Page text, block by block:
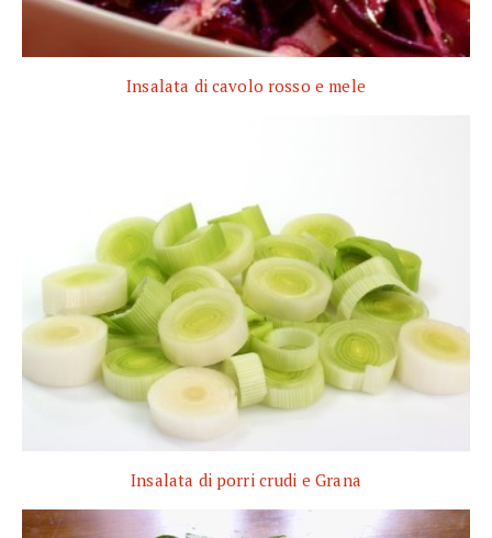
Insalata di cavolo rosso e mele
Insalata di porri crudi e Grana